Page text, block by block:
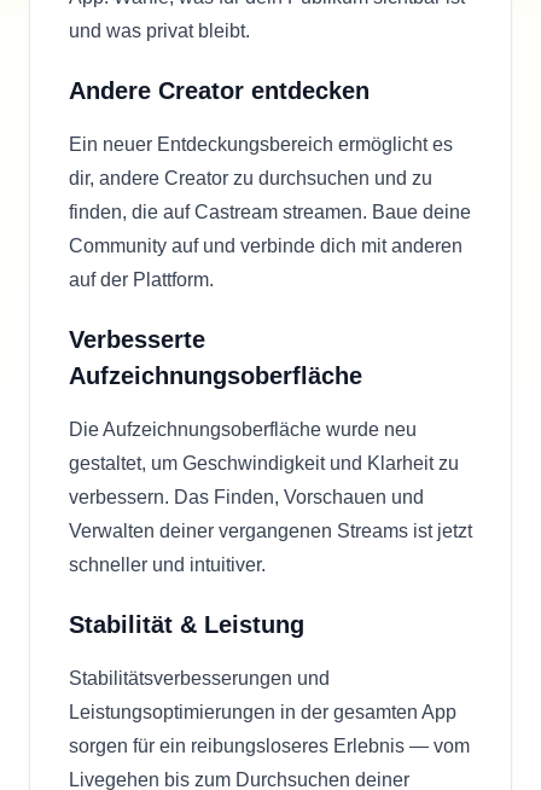
und was privat bleibt.
Andere Creator entdecken
Ein neuer Entdeckungsbereich ermöglicht es
dir, andere Creator zu durchsuchen und zu
finden, die auf Castream streamen. Baue deine
Community auf und verbinde dich mit anderen
auf der Plattform.
Verbesserte
Aufzeichnungsoberfläche
Die Aufzeichnungsoberfläche wurde neu
gestaltet, um Geschwindigkeit und Klarheit zu
verbessern. Das Finden, Vorschauen und
Verwalten deiner vergangenen Streams ist jetzt
schneller und intuitiver.
Stabilität & Leistung
Stabilitätsverbesserungen und
Leistungsoptimierungen in der gesamten App
sorgen für ein reibungsloseres Erlebnis — vom
Livegehen bis zum Durchsuchen deiner